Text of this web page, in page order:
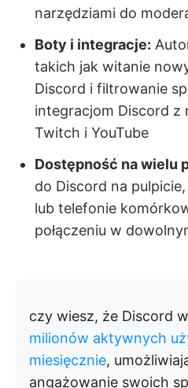
narzędziami do
Boty i integracje:
takich jak witanie
Discord i filtrowanie
integracjom Discord z
Twitch i YouTube
Dostępność na wielu
do Discord na
lub telefonie
połączeniu w
czy wiesz, że Discord
milionów aktywnych
miesięcznie,
angażowanie swoich